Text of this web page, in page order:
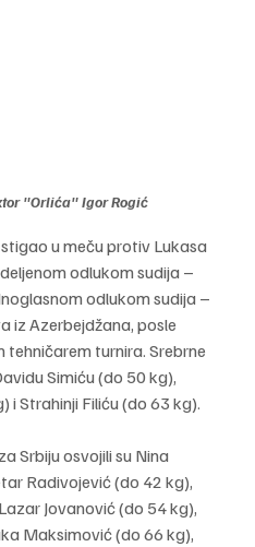
"Orlića" Igor Rogić
u meču protiv Lukasa
odlukom sudija –
odlukom sudija –
iz Azerbejdžana, posle
tehničarem turnira. Srebrne
Simiću (do 50 kg),
i Strahinji Filiću (do 63 kg).
Srbiju osvojili su Nina
Radivojević (do 42 kg),
Jovanović (do 54 kg),
Maksimović (do 66 kg),